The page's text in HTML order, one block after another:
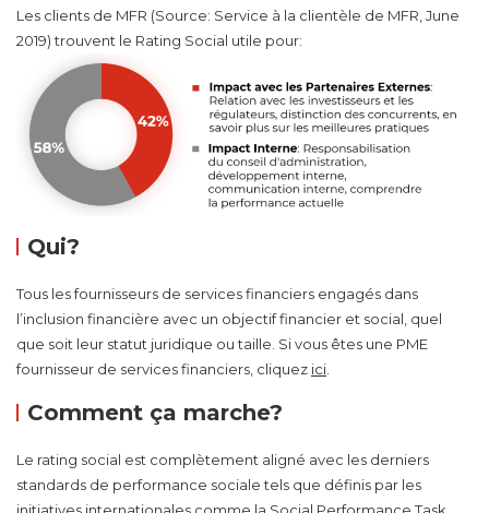
Les clients de MFR (Source: Service à la clientèle de MFR, June
2019) trouvent le Rating Social utile pour:
Qui?
Tous les fournisseurs de services financiers engagés dans
l’inclusion financière avec un objectif financier et social, quel
que soit leur statut juridique ou taille. Si vous êtes une PME
fournisseur de services financiers, cliquez ici.
Comment ça marche?
Le rating social est complètement aligné avec les derniers
standards de performance sociale tels que définis par les